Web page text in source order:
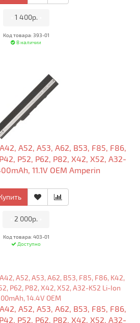
1 400р.
Код товара: 393-01
В наличии
A52, A53, A62, B53, F85, F86,
P52, P62, P82, X42, X52, A32-
11.1V OEM Amperin
2 000р.
Код товара: 403-01
Доступно
A52, A53, A62, B53, F85, F86,
P52, P62, P82, X42, X52, A32-